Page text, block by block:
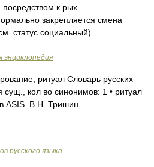
к рых
закрепляется смена
статус социальный)
энциклопедия
ритуал Словарь русских
кол во синонимов: 1 • ритуал
ASIS. В.Н. Тришин …
русского языка